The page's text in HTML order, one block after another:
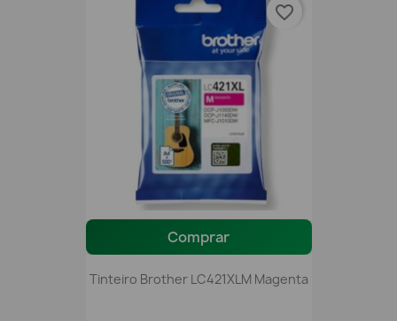
Comprar
Tinteiro Brother LC421XLM Magenta
favorite_border